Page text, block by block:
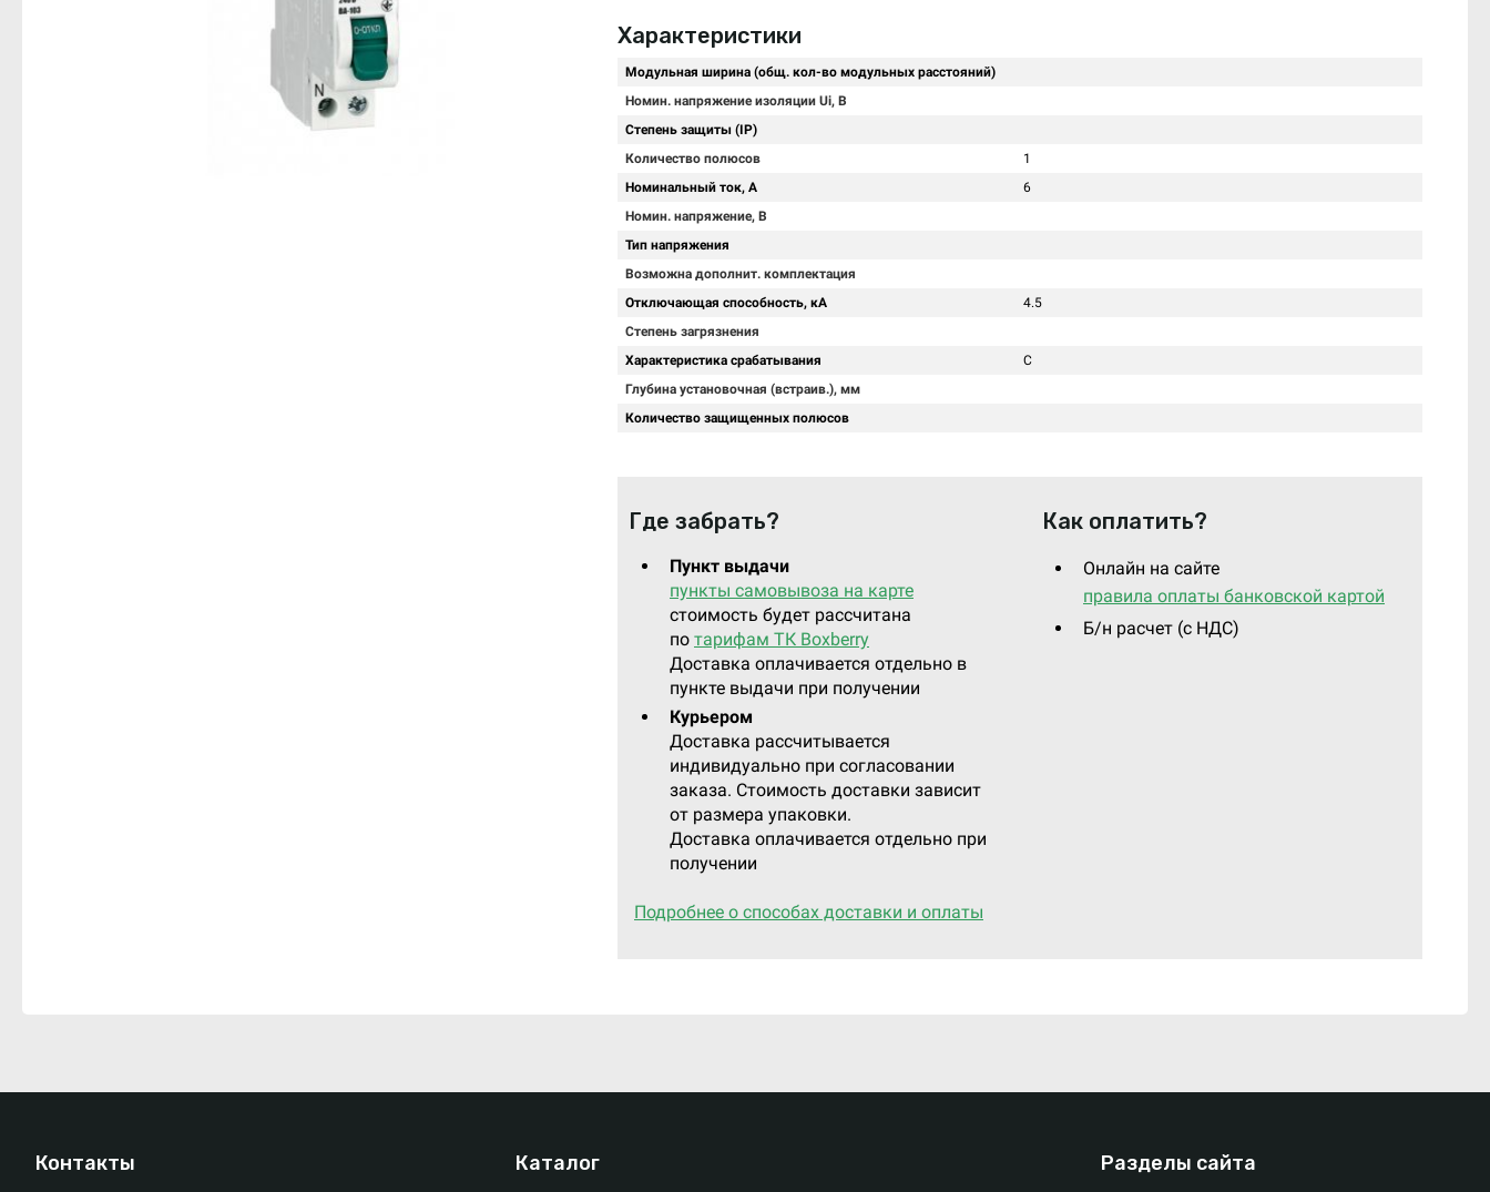
Характеристики
Модульная ширина (общ. кол-во модульных расстояний)
Номин. напряжение изоляции Ui, В
Степень защиты (IP)
Количество полюсов
1
Номинальный ток, А
6
Номин. напряжение, В
Тип напряжения
Возможна дополнит. комплектация
Отключающая способность, кА
4.5
Степень загрязнения
Характеристика срабатывания
C
Глубина установочная (встраив.), мм
Количество защищенных полюсов
Где забрать?
Пункт выдачи
пункты самовывоза на карте
стоимость будет рассчитана
по тарифам ТК Boxberry
Доставка оплачивается отдельно в
пункте выдачи при получении
Курьером
Доставка рассчитывается
индивидуально при согласовании
заказа. Стоимость доставки зависит
от размера упаковки.
Доставка оплачивается отдельно при
получении
Подробнее о способах доставки и оплаты
Как оплатить?
Онлайн на сайте
правила оплаты банковской картой
Б/н расчет (c НДС)
Контакты Каталог Разделы сайта